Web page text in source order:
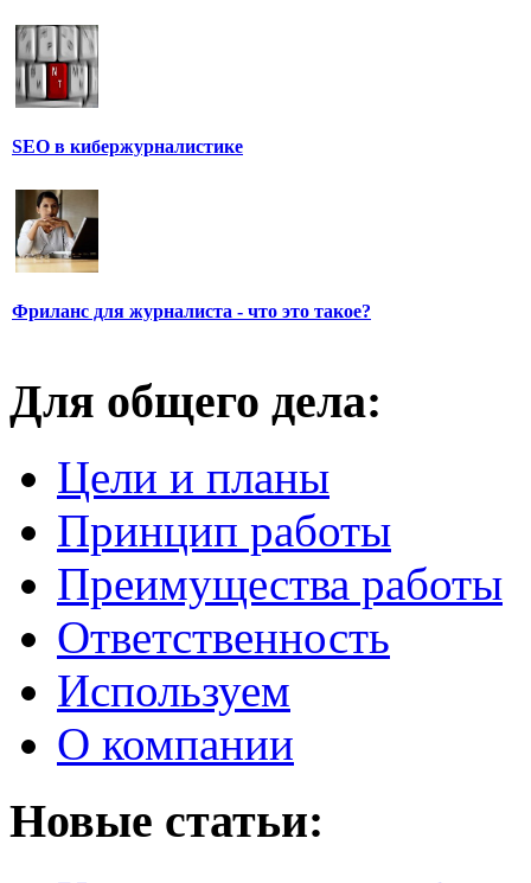
SEO в кибержурналистике
Фриланс для журналиста - что это такое?
Для общего дела:
Цели и планы
Принцип работы
Преимущества работы
Ответственность
Используем
О компании
Новые статьи: